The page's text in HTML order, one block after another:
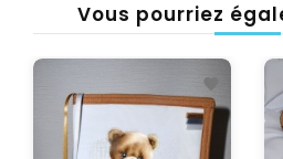
Vous pourriez